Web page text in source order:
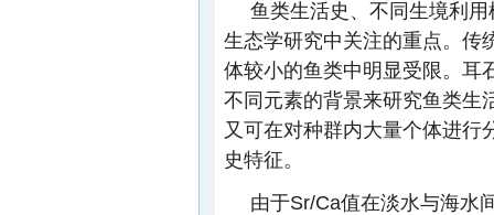
鱼类生活史、不同生境利
生态学研究中关注的重点。传
体较小的鱼类中明显受限。耳
不同元素的背景来研究鱼类生
又可在对种群内大量个体进行
史特征。
由于Sr/Ca值在淡水与海水